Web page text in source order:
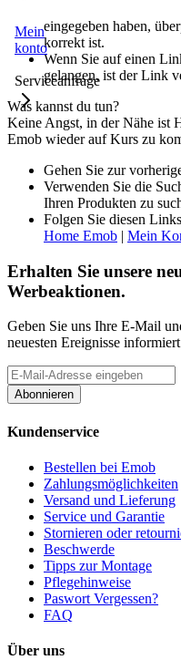
Mein
konto
Serviceanfrage
eingegeben haben,
korrekt ist.
Wenn Sie auf einen
gelangen, ist der Link
Was kannst du tun?
Keine Angst, in der Nähe ist
Emob wieder auf Kurs zu
Gehen Sie zur
Verwenden Sie die
Ihren Produkten zu
Folgen Sie diesen
Home Emob | Mein
Erhalten Sie unsere
Werbeaktionen.
Geben Sie uns Ihre E-Mail
neuesten Ereignisse
Abonnieren
Kundenservice
Bestellen bei Emob
Zahlungsmöglichkeiten
Versand und Lieferung
Service und Garantie
Stornieren oder
Beschwerde
Tipps zur Montage
Pflegehinweise
Paswort Vergessen?
FAQ
Über uns